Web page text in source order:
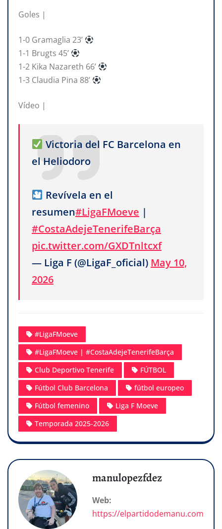
Goles |
1-0 Gramaglia 23’
1-1 Brugts 45’
1-2 Kika Nazareth 66’
1-3 Claudia Pina 88’
Vídeo |
Victoria del FC Barcelona en
el Heliodoro
Revívela en el
resumen#LigaFMoeve |
#CostaAdejeTenerifeBarça
pic.twitter.com/GXDTnltcxf
— Liga F (@LigaF_oficial) May 10,
2026
#LigaFMoeve
#LigaFMoeve | #CostaAdejeTenerifeBarça
Club Deportivo Tenerife
FÚTBOL
Fútbol Club Barcelona
fútbol europeo
Fútbol femenino
Liga F Moeve
Temporada 2025-2026
manulopezfdez
Web:
https://elpartidodemanu.com